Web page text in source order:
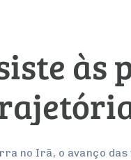
às
no Irã, o avanço